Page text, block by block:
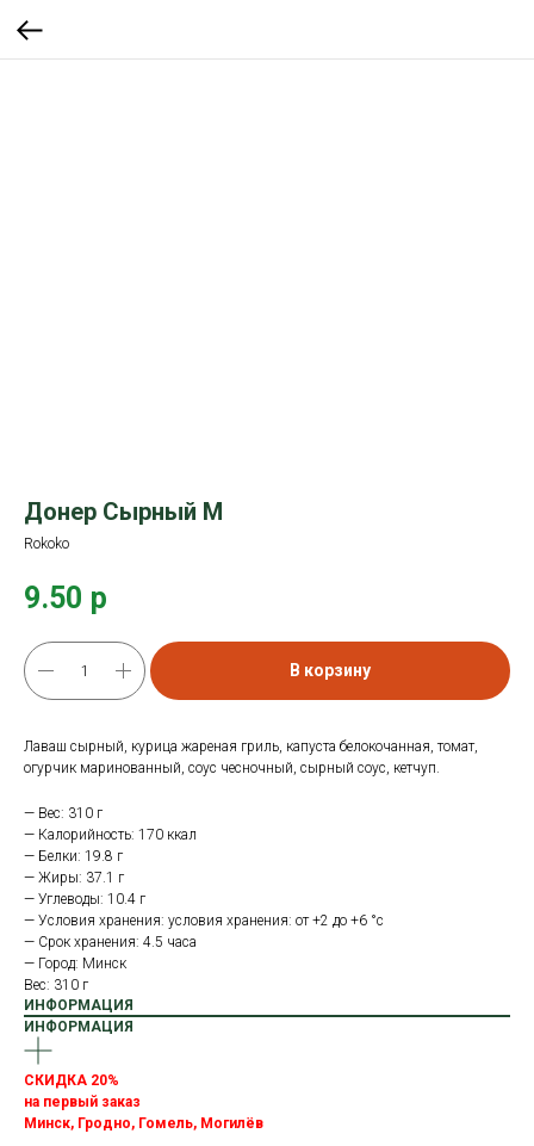
Донер Сырный М
Rokoko
9.50 р
В корзину
Лаваш сырный, курица жареная гриль, капуста белокочанная, томат,
огурчик маринованный, соус чесночный, сырный соус, кетчуп.
— Вес: 310 г
— Калорийность: 170 ккал
— Белки: 19.8 г
— Жиры: 37.1 г
— Углеводы: 10.4 г
— Условия хранения: условия хранения: от +2 до +6 °с
— Срок хранения: 4.5 часа
— Город: Минск
Вес: 310 г
ИНФОРМАЦИЯ
ИНФОРМАЦИЯ
СКИДКА 20%
на первый заказ
Минск, Гродно, Гомель, Могилёв